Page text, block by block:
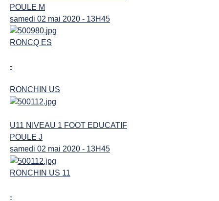
POULE M
samedi 02 mai 2020 - 13H45
RONCQ ES
-
RONCHIN US
U11 NIVEAU 1 FOOT EDUCATIF
POULE J
samedi 02 mai 2020 - 13H45
RONCHIN US 11
-